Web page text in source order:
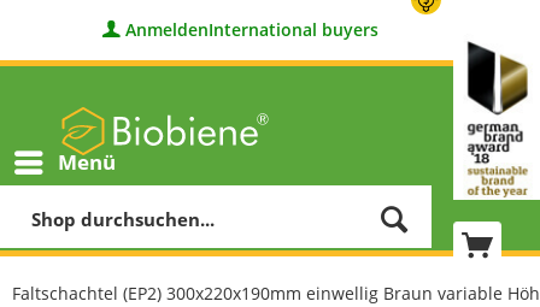
AnmeldenInternational buyers
Menü
Faltschachtel (EP2) 300x220x190mm einwellig Braun variable